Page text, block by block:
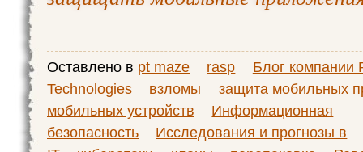
Оставлено в pt maze rasp
Блог компании
Technologies
взломы
защита мобильных
мобильных устройств
Информационная
безопасность
Исследования и прогнозы в